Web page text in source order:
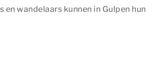
en wandelaars kunnen in Gulpen hun